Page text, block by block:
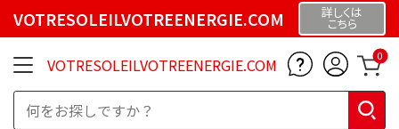
VOTRESOLEILVOTREENERGIE.COM 詳しくは
こちら
VOTRESOLEILVOTREENERGIE.COM 0